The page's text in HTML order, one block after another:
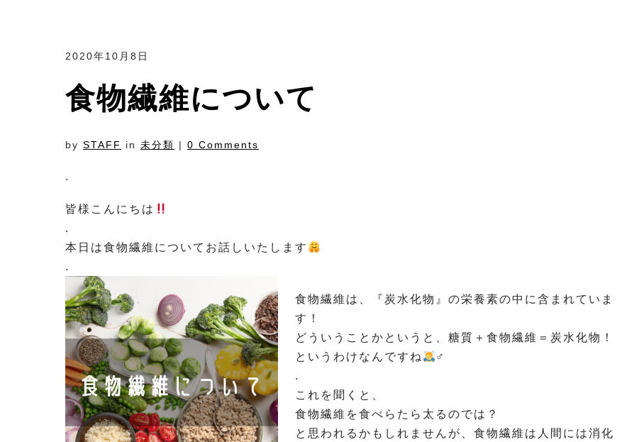
2020年10月8日
食物繊維について
by STAFF in 未分類 | 0 Comments
.
皆様こんにちは
.
本日は食物繊維についてお話しいたします
.
食物繊維は、『炭水化物』の栄養素の中に含まれていま
す！
どういうことかというと、糖質＋食物繊維＝炭水化物！
というわけなんですね
‍♂️
.
これを聞くと、
食物繊維を食べらたら太るのでは？
と思われるかもしれませんが、食物繊維は人間には消化